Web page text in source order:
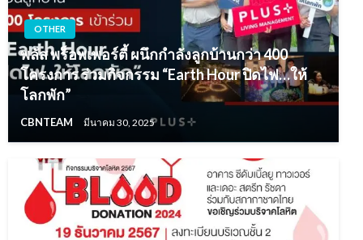
OTHER
พลัส พร็อพเพอร์ตี้ ผนึกกำลังลูกบ้านกว่า 400
โครงการ ร่วมกิจกรรม “Earth Hour ปิดไฟ…ให้
โลกพัก”
CBNTEAM มีนาคม 30, 2025